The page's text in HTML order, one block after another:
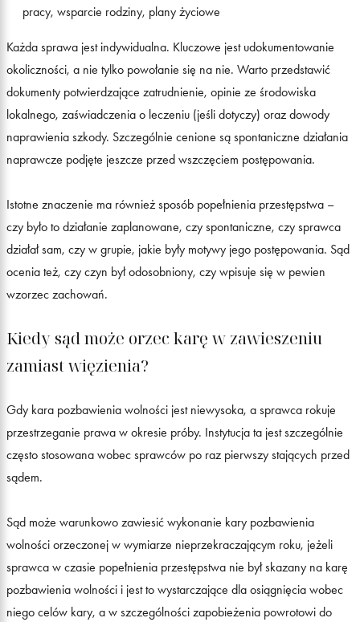
pracy, wsparcie rodziny, plany życiowe
Każda sprawa jest indywidualna. Kluczowe jest udokumentowanie
okoliczności, a nie tylko powołanie się na nie. Warto przedstawić
dokumenty potwierdzające zatrudnienie, opinie ze środowiska
lokalnego, zaświadczenia o leczeniu (jeśli dotyczy) oraz dowody
naprawienia szkody. Szczególnie cenione są spontaniczne działania
naprawcze podjęte jeszcze przed wszczęciem postępowania.
Istotne znaczenie ma również sposób popełnienia przestępstwa –
czy było to działanie zaplanowane, czy spontaniczne, czy sprawca
działał sam, czy w grupie, jakie były motywy jego postępowania. Sąd
ocenia też, czy czyn był odosobniony, czy wpisuje się w pewien
wzorzec zachowań.
Kiedy sąd może orzec karę w zawieszeniu
zamiast więzienia?
Gdy kara pozbawienia wolności jest niewysoka, a sprawca rokuje
przestrzeganie prawa w okresie próby. Instytucja ta jest szczególnie
często stosowana wobec sprawców po raz pierwszy stających przed
sądem.
Sąd może warunkowo zawiesić wykonanie kary pozbawienia
wolności orzeczonej w wymiarze nieprzekraczającym roku, jeżeli
sprawca w czasie popełnienia przestępstwa nie był skazany na karę
pozbawienia wolności i jest to wystarczające dla osiągnięcia wobec
niego celów kary, a w szczególności zapobieżenia powrotowi do